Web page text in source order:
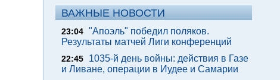
ВАЖНЫЕ НОВОСТИ
23:04 "Апоэль" победил поляков.
Результаты матчей Лиги конференций
22:45
1035-й день войны: действия в Газе
и Ливане, операции в Иудее и Самарии